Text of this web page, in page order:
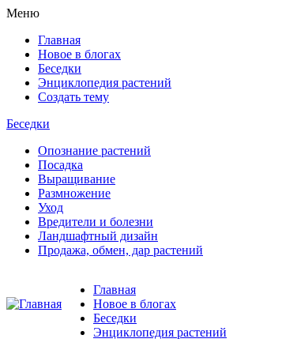
Меню
Главная
Новое в блогах
Беседки
Энциклопедия растений
Создать тему
Беседки
Опознание растений
Посадка
Выращивание
Размножение
Уход
Вредители и болезни
Ландшафтный дизайн
Продажа, обмен, дар растений
Главная
Новое в блогах
Беседки
Энциклопедия растений